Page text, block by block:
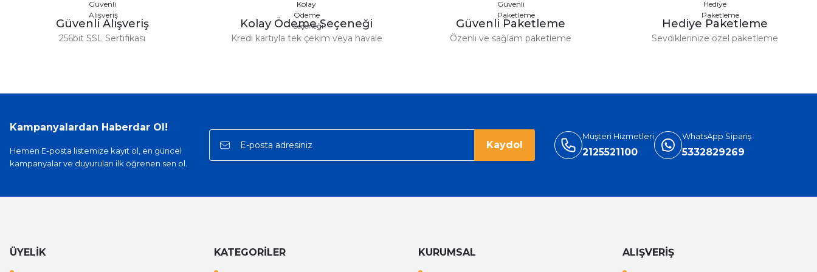
Güvenli Alışveriş
256bit SSL Sertifikası
Kolay Ödeme Seçeneği
Kredi kartıyla tek çekim veya havale
Güvenli Paketleme
Özenli ve sağlam paketleme
Hediye Paketleme
Sevdiklerinize özel paketleme
Kampanyalardan Haberdar Ol!
Hemen E-posta listemize kayıt ol, en güncel
kampanyalar ve duyuruları ilk öğrenen sen ol.
Kaydol
Müşteri Hizmetleri
2125521100
WhatsApp Sipariş
5332829269
ÜYELİK KATEGORİLER KURUMSAL ALIŞVERİŞ